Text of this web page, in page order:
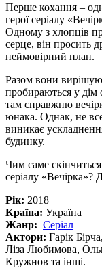
Перше кохання –
герої серіалу
Одному з хлопців
серце, він просить
неймовірний план.
Разом вони
пробираються у дім
там справжню
юнака. Однак, не
виникає
будинку.
Чим саме
серіалу «Вечірка»?
Рік: 2018
Країна: Україна
Жанр: Серіал
Актори: Гарік
Ліза Любимова,
Кружнов та інші.